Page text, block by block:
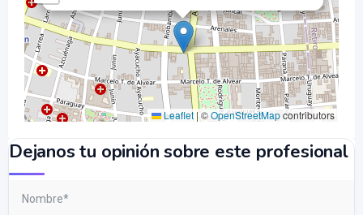
Leaflet |©OpenStreetMapcontributors
Dejanos tu opinión sobre este profesional